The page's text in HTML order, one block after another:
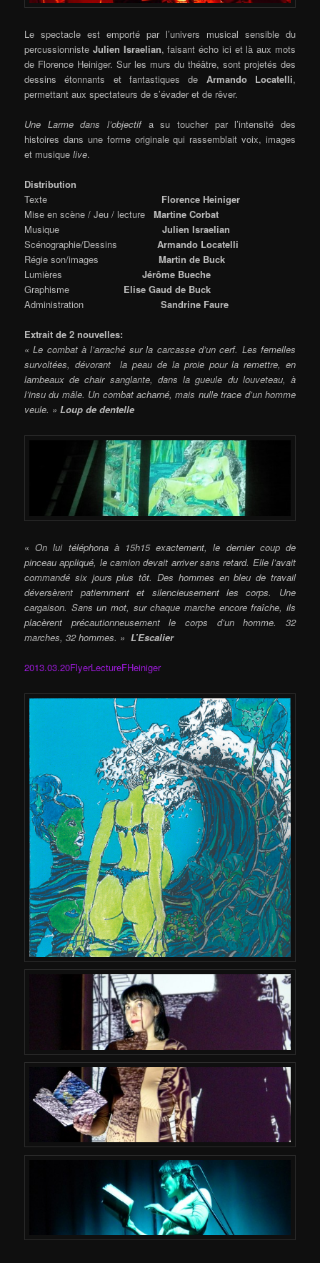
Le spectacle est emporté par l’univers musical sensible du
percussionniste Julien Israelian, faisant écho ici et là aux mots
de Florence Heiniger. Sur les murs du théâtre, sont projetés des
dessins étonnants et fantastiques de Armando Locatelli,
permettant aux spectateurs de s’évader et de rêver.
Une Larme dans l’objectifa su toucher par l’intensité des
histoires dans une forme originale qui rassemblait voix, images
et musiquelive.
Distribution
Texte Florence Heiniger
Mise en scène / Jeu / lectureMartine Corbat
MusiqueJulien Israelian
Scénographie/DessinsArmando Locatelli
Régie son/imagesMartin de Buck
LumièresJérôme Bueche
Graphisme Elise Gaud de Buck
Administration
Sandrine Faure
Extrait de 2 nouvelles:
« Le combat à l’arraché sur la carcasse d’un cerf. Les femelles
survoltées, dévorant la peau de la proie pour la remettre, en
lambeaux de chair sanglante, dans la gueule du louveteau, à
l’insu du mâle. Un combat acharné, mais nulle trace d’un homme
veule. »Loup de dentelle
«On lui téléphona à 15h15 exactement, le dernier coup de
pinceau appliqué, le camion devait arriver sans retard. Elle l’avait
commandé six jours plus tôt. Des hommes en bleu de travail
déversèrent patiemment et silencieusement les corps. Une
cargaison. Sans un mot, sur chaque marche encore fraîche, ils
placèrent précautionneusement le corps d’un homme. 32
marches, 32 hommes. »L’Escalier
2013.03.20FlyerLectureFHeiniger